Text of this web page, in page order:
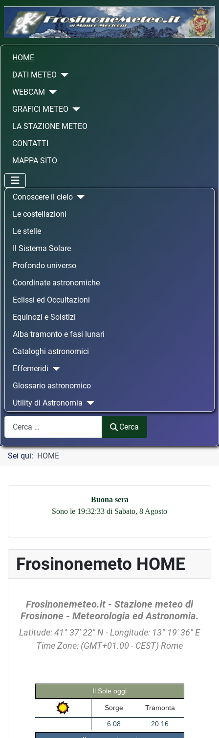
HOME
DATI METEO
WEBCAM
GRAFICI METEO
LA STAZIONE METEO
CONTATTI
MAPPA SITO
Conoscere il cielo
Le costellazioni
Le stelle
Il Sistema Solare
Profondo universo
Coordinate astronomiche
Eclissi ed Occultazioni
Equinozi e Solstizi
Alba tramonto e fasi lunari
Cataloghi astronomici
Effemeridi
Glossario astronomico
Utility di Astronomia
Cerca
Cerca
Sei qui: HOME
Buona sera
Sono le 19:32:33 di Sabato, 8 Agosto
Frosinonemeto HOME
Frosinonemeteo.it - Stazione meteo di
Frosinone - Meteorologia ed Astronomia.
Latitude: 41° 37' 22" N - Longitude: 13° 19' 36" E
Time Zone: (GMT+01.00 - CEST) Rome
Il Sole oggi
Sorge Tramonta
6:08
20:16